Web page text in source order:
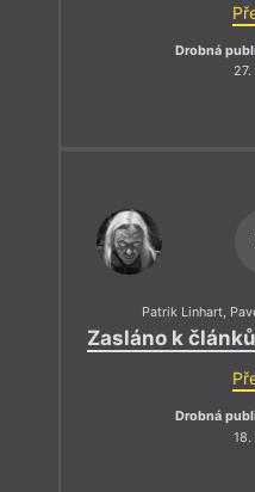
Drobná
Patrik Linhart,
Zasláno k
Drobná
18.